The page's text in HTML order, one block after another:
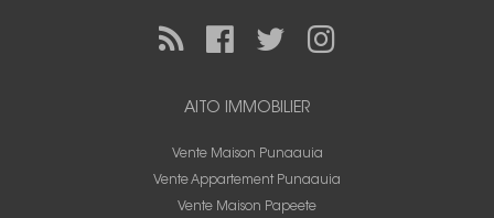
AITO IMMOBILIER
Vente Maison Punaauia
Vente Appartement Punaauia
Vente Maison Papeete